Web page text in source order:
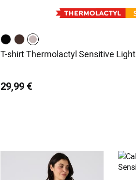
T-shirt Thermolactyl Sensitive Light
29,99 €